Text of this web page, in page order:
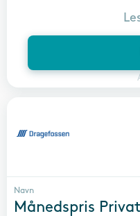
Navn
Månedspris Privat